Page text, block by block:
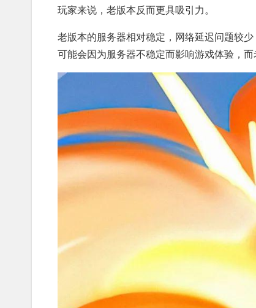
玩家来说，老版本反而更具吸引力。
老版本的服务器相对稳定，网络延迟问题较
可能会因为服务器不稳定而影响游戏体验，而